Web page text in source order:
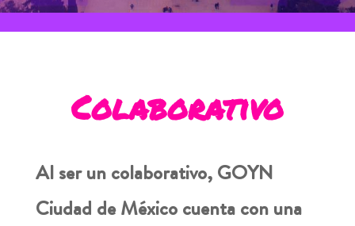
Colaborativo
Al ser un colaborativo, GOYN
Ciudad de México cuenta con una